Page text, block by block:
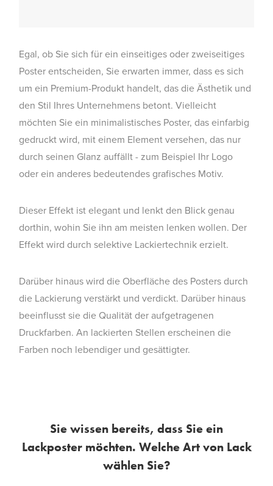
Egal, ob Sie sich für ein einseitiges oder zweiseitiges
Poster entscheiden, Sie erwarten immer, dass es sich
um ein Premium-Produkt handelt, das die Ästhetik und
den Stil Ihres Unternehmens betont. Vielleicht
möchten Sie ein minimalistisches Poster, das einfarbig
gedruckt wird, mit einem Element versehen, das nur
durch seinen Glanz auffällt - zum Beispiel Ihr Logo
oder ein anderes bedeutendes grafisches Motiv.
Dieser Effekt ist elegant und lenkt den Blick genau
dorthin, wohin Sie ihn am meisten lenken wollen. Der
Effekt wird durch selektive Lackiertechnik erzielt.
Darüber hinaus wird die Oberfläche des Posters durch
die Lackierung verstärkt und verdickt. Darüber hinaus
beeinflusst sie die Qualität der aufgetragenen
Druckfarben. An lackierten Stellen erscheinen die
Farben noch lebendiger und gesättigter.
Sie wissen bereits, dass Sie ein
Lackposter möchten. Welche Art von Lack
wählen Sie?